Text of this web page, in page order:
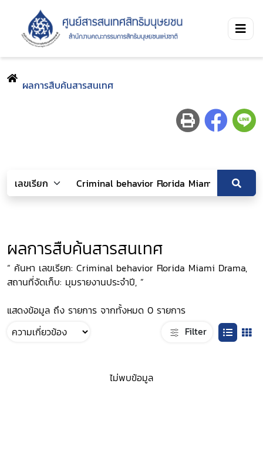
ผลการสืบค้นสารสนเทศ
ผลการสืบค้นสารสนเทศ
“ ค้นหา เลขเรียก: Criminal behavior Florida Miami Drama,
สถานที่จัดเก็บ: มุมรายงานประจำปี, ”
แสดงข้อมูล ถึง รายการ จากทั้งหมด 0 รายการ
Filter
ไม่พบข้อมูล